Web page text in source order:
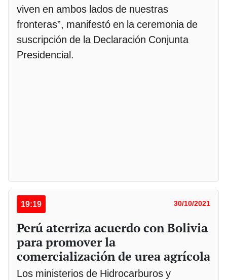
viven en ambos lados de nuestras
fronteras”, manifestó en la ceremonia de
suscripción de la Declaración Conjunta
Presidencial.
19:19 30/10/2021
Perú aterriza acuerdo con Bolivia
para promover la
comercialización de urea agrícola
Los ministerios de Hidrocarburos y